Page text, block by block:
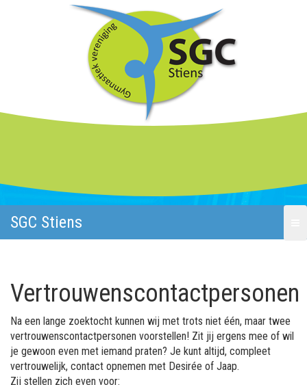
SGC Stiens
Vertrouwenscontactpersonen
Na een lange zoektocht kunnen wij met trots niet één, maar twee
vertrouwenscontactpersonen voorstellen! Zit jij ergens mee of wil
je gewoon even met iemand praten? Je kunt altijd, compleet
vertrouwelijk, contact opnemen met Desirée of Jaap.
Zij stellen zich even voor: